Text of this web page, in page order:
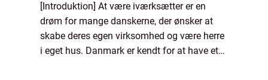
[Introduktion] At være iværksætter er en
drøm for mange danskerne, der ønsker at
skabe deres egen virksomhed og være herre
i eget hus. Danmark er kendt for at have et